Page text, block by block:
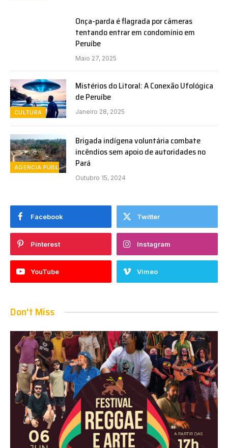
Onça-parda é flagrada por câmeras
tentando entrar em condomínio em
Peruíbe
Maio 27, 2025
CULTURA
Mistérios do Litoral: A Conexão Ufológica
de Peruíbe
Janeiro 28, 2025
AGENCIA PÚBLICA
Brigada indígena voluntária combate
incêndios sem apoio de autoridades no
Pará
Outubro 15, 2024
Facebook Twitter
Pinterest Instagram
YouTube Vimeo
Don't Miss